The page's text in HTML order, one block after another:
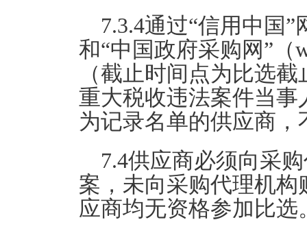
7.3.4通过“信用中国”
和“中国政府采购网”（
（截止时间点为比选
重大税收违法案件当
为记录名单的供应商
7.4供应商必须向采
案，未向采购代理机
应商均无资格参加比选